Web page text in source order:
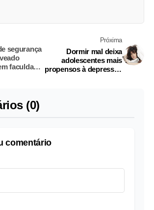
segurança
faculdade
Próxima
Dormir mal deixa
adolescentes mais
propensos à depressão
(0)
comentário